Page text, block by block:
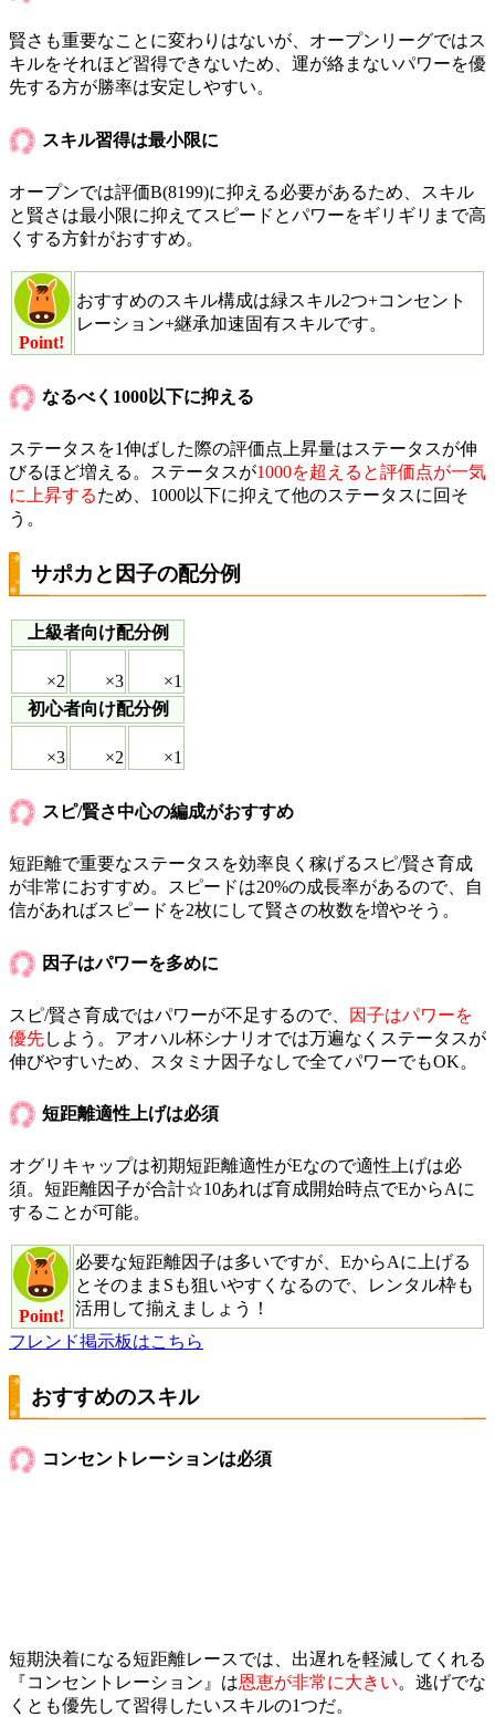
賢さも重要なことに変わりはないが、オープンリーグではス
キルをそれほど習得できないため、運が絡まないパワーを優
先する方が勝率は安定しやすい。
スキル習得は最小限に
オープンでは評価B(8199)に抑える必要があるため、スキル
と賢さは最小限に抑えてスピードとパワーをギリギリまで高
くする方針がおすすめ。
Point!
おすすめのスキル構成は緑スキル2つ+コンセント
レーション+継承加速固有スキルです。
なるべく1000以下に抑える
ステータスを1伸ばした際の評価点上昇量はステータスが伸
びるほど増える。ステータスが1000を超えると評価点が一気
に上昇するため、1000以下に抑えて他のステータスに回そ
う。
サポカと因子の配分例
上級者向け配分例
×2 ×3
×1
初心者向け配分例
×3 ×2 ×1
スピ/賢さ中心の編成がおすすめ
短距離で重要なステータスを効率良く稼げるスピ/賢さ育成
が非常におすすめ。スピードは20%の成長率があるので、自
信があればスピードを2枚にして賢さの枚数を増やそう。
因子はパワーを多めに
スピ/賢さ育成ではパワーが不足するので、
因子はパワーを
優先しよう。アオハル杯シナリオでは万遍なくステータスが
伸びやすいため、スタミナ因子なしで全てパワーでもOK。
短距離適性上げは必須
オグリキャップは初期短距離適性がEなので適性上げは必
須。短距離因子が合計☆10あれば育成開始時点でEからAに
することが可能。
Point!
必要な短距離因子は多いですが、EからAに上げる
とそのままSも狙いやすくなるので、レンタル枠も
活用して揃えましょう！
フレンド掲示板はこちら
おすすめのスキル
コンセントレーションは必須
短期決着になる短距離レースでは、出遅れを軽減してくれる
『コンセントレーション』は恩恵が非常に大きい。逃げでな
くとも優先して習得したいスキルの1つだ。